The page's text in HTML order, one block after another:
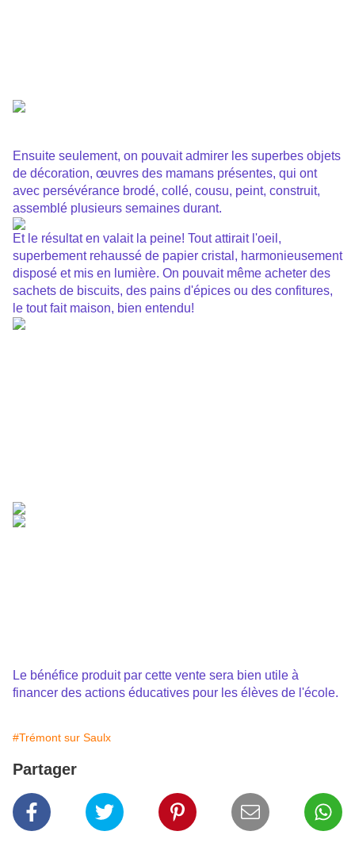
Ensuite seulement, on pouvait admirer les superbes objets
de décoration, œuvres des mamans présentes, qui ont
avec persévérance brodé, collé, cousu, peint, construit,
assemblé plusieurs semaines durant.
Et le résultat en valait la peine! Tout attirait l'oeil,
superbement rehaussé de papier cristal, harmonieusement
disposé et mis en lumière. On pouvait même acheter des
sachets de biscuits, des pains d'épices ou des confitures,
le tout fait maison, bien entendu!
Le bénéfice produit par cette vente sera bien utile à
financer des actions éducatives pour les élèves de l'école.
#Trémont sur Saulx
Partager